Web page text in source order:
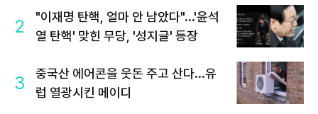
2
"이재명 탄핵, 얼마 안 남았다"...'윤석
열 탄핵' 맞힌 무당, '성지글' 등장
3
중국산 에어콘을 웃돈 주고 산다...유
럽 열광시킨 메이디